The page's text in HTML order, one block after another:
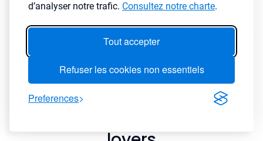
d’analyser notre trafic. Consultez notre charte.
Tout accepter
Refuser les cookies non essentiels
Preferences
Pour investir dans une ville ou dans un secteur en particulier, il est
leur évolution dans le temps. Dans les grandes villes et metropoles,
l'analyse des prix immobiliers est faite par quartiers et Iris.